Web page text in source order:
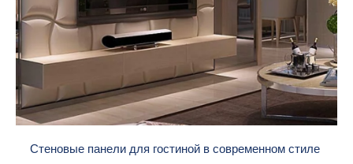
Стеновые панели для гостиной в современном стиле